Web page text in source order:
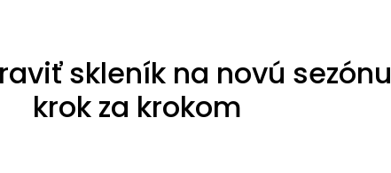
skleník na novú sezónu
krok za krokom